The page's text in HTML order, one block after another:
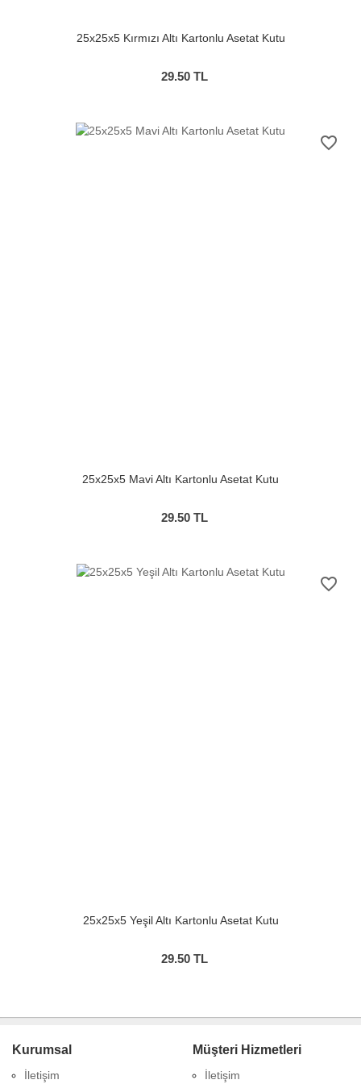
25x25x5 Kırmızı Altı Kartonlu Asetat Kutu
29.50 TL
favorite_border
25x25x5 Mavi Altı Kartonlu Asetat Kutu
29.50 TL
favorite_border
25x25x5 Yeşil Altı Kartonlu Asetat Kutu
29.50 TL
Kurumsal
İletişim
Müşteri Hizmetleri
İletişim